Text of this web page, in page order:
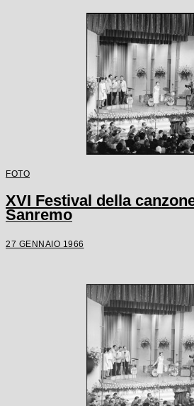
FOTO
XVI Festival della
Sanremo
27 GENNAIO 1966